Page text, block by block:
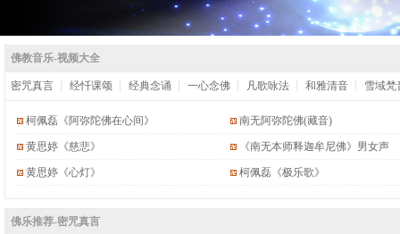
佛教音乐-视频大全
密咒真言 经忏课颂 经典念诵 一心念佛 凡歌咏法 和雅清音 雪域梵
柯佩磊《阿弥陀佛在心间》 南无阿弥陀佛(藏音)
黄思婷《慈悲》 《南无本师释迦牟尼佛》男女声
黄思婷《心灯》 柯佩磊《极乐歌》
佛乐推荐-密咒真言